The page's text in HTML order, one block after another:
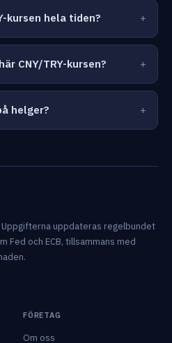
kursen hela tiden?
CNY/TRY-kursen?
helger?
uppdateras regelbundet
Fed och ECB, tillsammans med
FÖRETAG
Om oss